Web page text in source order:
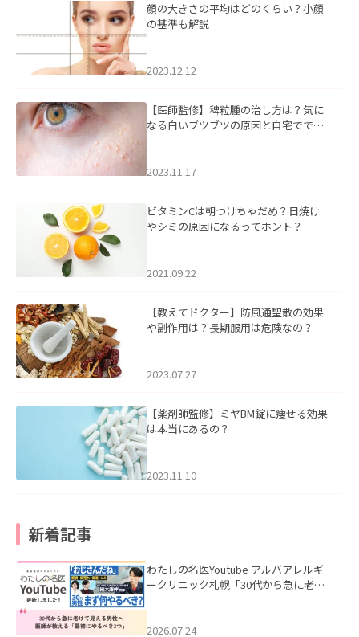
顔の大きさの平均はどのくらい？小顔
の基準も解説
2023.12.12
【医師監修】稗粒腫の治し方は？気に
なる白いブツブツの原因と自宅ででき
2023.11.17
ビタミンCは朝つけちゃだめ？日焼け
やシミの原因になるってホント？
2021.09.22
【教えてドクター】防風通聖散の効果
や副作用は？長期服用は危険なの？
2023.07.27
【薬剤師監修】ミヤBM錠に痩せる効果
は本当にあるの？
2023.11.10
新着記事
わたしの名医Youtube アルバアレルギ
ークリニック札幌「30代から急に老け
た。
2026.07.24